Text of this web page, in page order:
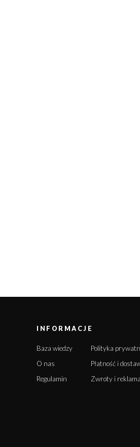
INFORMACJE
Baza wiedzy
O nas
Regulamin
Polityka
Płatność i
Zwroty i